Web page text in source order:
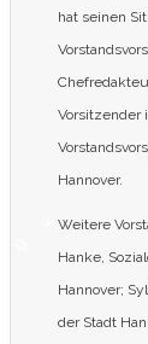
hat seinen
Vorsitzender
Hannover.
Weitere
Hanke,
Hannover;
der Stadt